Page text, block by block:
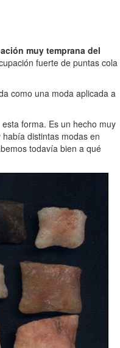
muy temprana del
fuerte de puntas cola
como una moda aplicada a
forma. Es un hecho muy
distintas modas en
todavía bien a qué